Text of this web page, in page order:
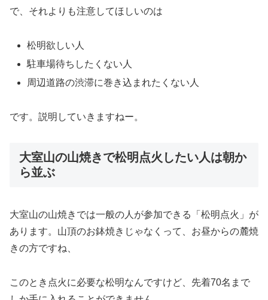
で、それよりも注意してほしいのは
松明欲しい人
駐車場待ちしたくない人
周辺道路の渋滞に巻き込まれたくない人
です。説明していきますねー。
大室山の山焼きで松明点火したい人は朝か
ら並ぶ
大室山の山焼きでは一般の人が参加できる「松明点火」が
あります。山頂のお鉢焼きじゃなくって、お昼からの麓焼
きの方ですね、
このとき点火に必要な松明なんですけど、先着70名まで